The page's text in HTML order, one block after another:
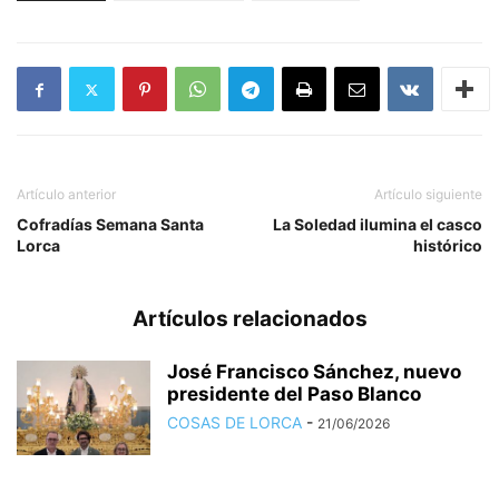
Artículo anterior
Cofradías Semana Santa
Lorca
Artículo siguiente
La Soledad ilumina el casco
histórico
Artículos relacionados
José Francisco Sánchez, nuevo
presidente del Paso Blanco
COSAS DE LORCA - 21/06/2026